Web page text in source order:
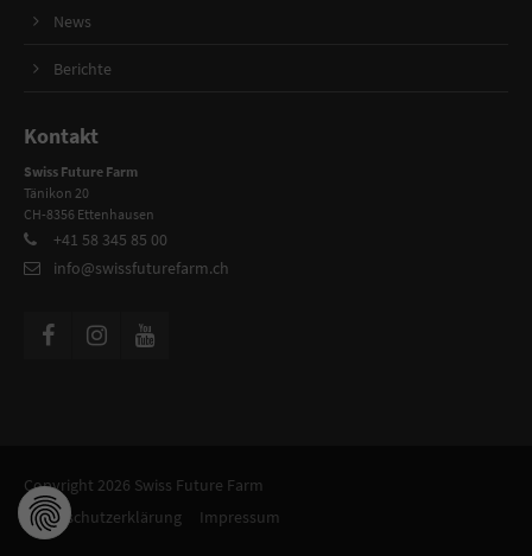
News
Berichte
Kontakt
Swiss Future Farm
Tänikon 20
CH-8356 Ettenhausen
+41 58 345 85 00
info@swissfuturefarm.ch
Copyright 2026 Swiss Future Farm
Datenschutzerklärung
Impressum